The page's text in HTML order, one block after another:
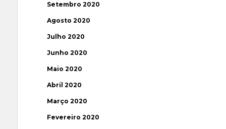
Setembro 2020
Agosto 2020
Julho 2020
Junho 2020
Maio 2020
Abril 2020
Março 2020
Fevereiro 2020